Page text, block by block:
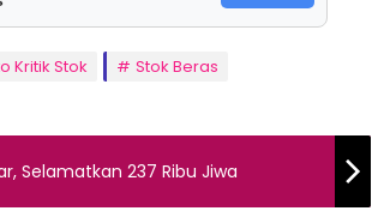
Kritik Stok
Stok Beras
Selamatkan 237 Ribu Jiwa